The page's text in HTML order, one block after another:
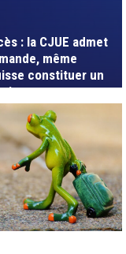
: la CJUE admet
même
constituer un